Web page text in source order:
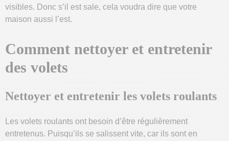
visibles. Donc s’il est sale, cela voudra dire que votre
maison aussi l’est.
Comment nettoyer et entretenir
des volets
Nettoyer et entretenir les volets roulants
Les volets roulants ont besoin d’être régulièrement
entretenus. Puisqu’ils se salissent vite, car ils sont en